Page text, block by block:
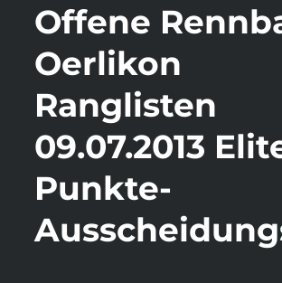
Offene
Oerlikon
Ranglisten
09.07.2013
Punkte-